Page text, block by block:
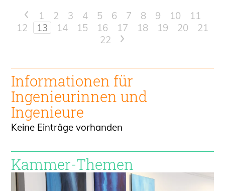
< 1 2 3 4 5 6 7 8 9 10
11
12
13 14 15 16 17 18 19 20
21
22
>
Informationen für
Ingenieurinnen und
Ingenieure
Keine Einträge vorhanden
Kammer-Themen